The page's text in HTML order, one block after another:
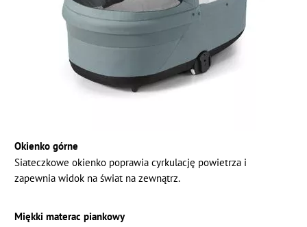
Okienko górne
Siateczkowe okienko poprawia cyrkulację powietrza i
zapewnia widok na świat na zewnątrz.
Miękki materac piankowy